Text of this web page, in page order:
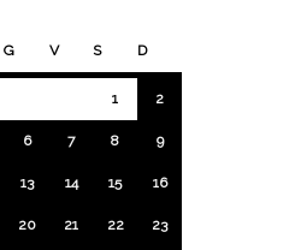
G V S D
1 2
6 7 8 9
13 14 15 16
20 21 22 23